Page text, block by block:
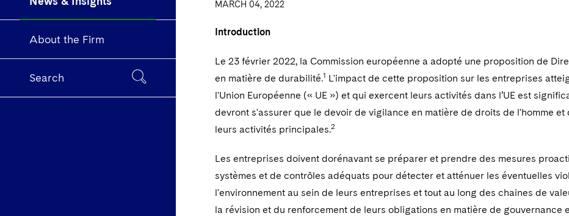
About the Firm
Search
MARCH 04, 2022
Introduction
Le 23 février 2022, la Commission européenne a adopté une proposition de
en matière de durabilité.1 L'impact de cette proposition sur les entreprises
l'Union Européenne (« UE ») et qui exercent leurs activités dans l’UE est
devront s'assurer que le devoir de vigilance en matière de droits de l'homme
leurs activités principales.2
Les entreprises doivent dorénavant se préparer et prendre des mesures
systèmes et de contrôles adéquats pour détecter et atténuer les éventuelles
l'environnement au sein de leurs entreprises et tout au long des chaines de
la révision et du renforcement de leurs obligations en matière de gouvernance